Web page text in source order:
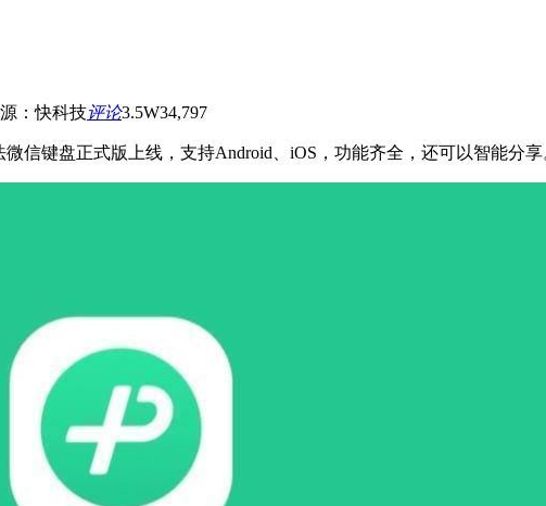
：快科技评论3.5W34,797
信键盘正式版上线，支持Android、iOS，功能齐全，还可以智能分享